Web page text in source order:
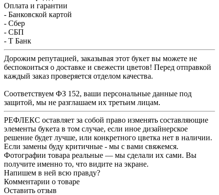
Оплата и гарантии
- Банковской картой
- Сбер
- СБП
- Т Банк
Дорожим репутацией, заказывая этот букет вы можете не
беспокоиться о доставке и свежести цветов! Перед отправкой
каждый заказ проверяется отделом качества.
Соответствуем ФЗ 152, ваши персональные данные под
защитой, мы не разглашаем их третьим лицам.
РЕФЛЕКС оставляет за собой право изменять составляющие
элементы букета в том случае, если иное дизайнерское
решение будет лучше, или конкретного цветка нет в наличии.
Если замены буду критичные - мы с вами свяжемся.
Фотографии товара реальные — мы сделали их сами. Вы
получите именно то, что видите на экране.
Напишем в ней всю правду?
Комментарии о товаре
Оставить отзыв